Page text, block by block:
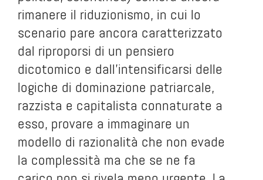
rimanere il riduzionismo, in cui lo
scenario pare ancora caratterizzato
dal riproporsi di un pensiero
dicotomico e dall’intensificarsi delle
logiche di dominazione patriarcale,
razzista e capitalista connaturate a
esso, provare a immaginare un
modello di razionalità che non evade
la complessità ma che se ne fa